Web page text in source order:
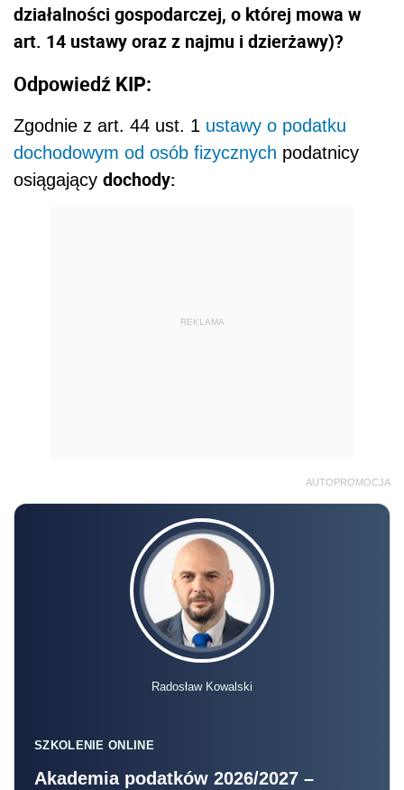
działalności gospodarczej, o której mowa w
art. 14 ustawy oraz z najmu i dzierżawy)?
Odpowiedź KIP:
Zgodnie z art. 44 ust. 1 ustawy o podatku
dochodowym od osób fizycznych podatnicy
osiągający dochody:
REKLAMA
AUTOPROMOCJA
Radosław Kowalski
SZKOLENIE ONLINE
Akademia podatków 2026/2027 –